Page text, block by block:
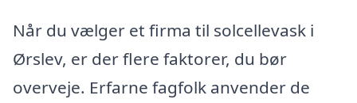
Når du vælger et firma til solcellevask i
Ørslev, er der flere faktorer, du bør
overveje. Erfarne fagfolk anvender de